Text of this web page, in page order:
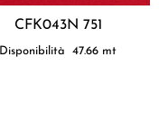
CFK043N 751
Disponibilità 47.66 mt